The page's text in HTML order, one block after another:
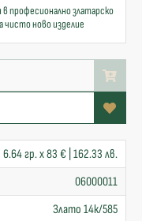
професионално златарско
чисто ново изделие
6.64 гр. x 83 € | 162.33 лв.
06000011
Злато 14к/585